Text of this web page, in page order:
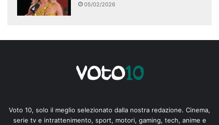
05/02/2026
Voto 10, solo il meglio selezionato dalla nostra redazione. Cinema,
serie tv e intrattenimento, sport, motori, gaming, tech, anime e